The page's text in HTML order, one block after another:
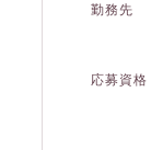
勤務先
応募資格